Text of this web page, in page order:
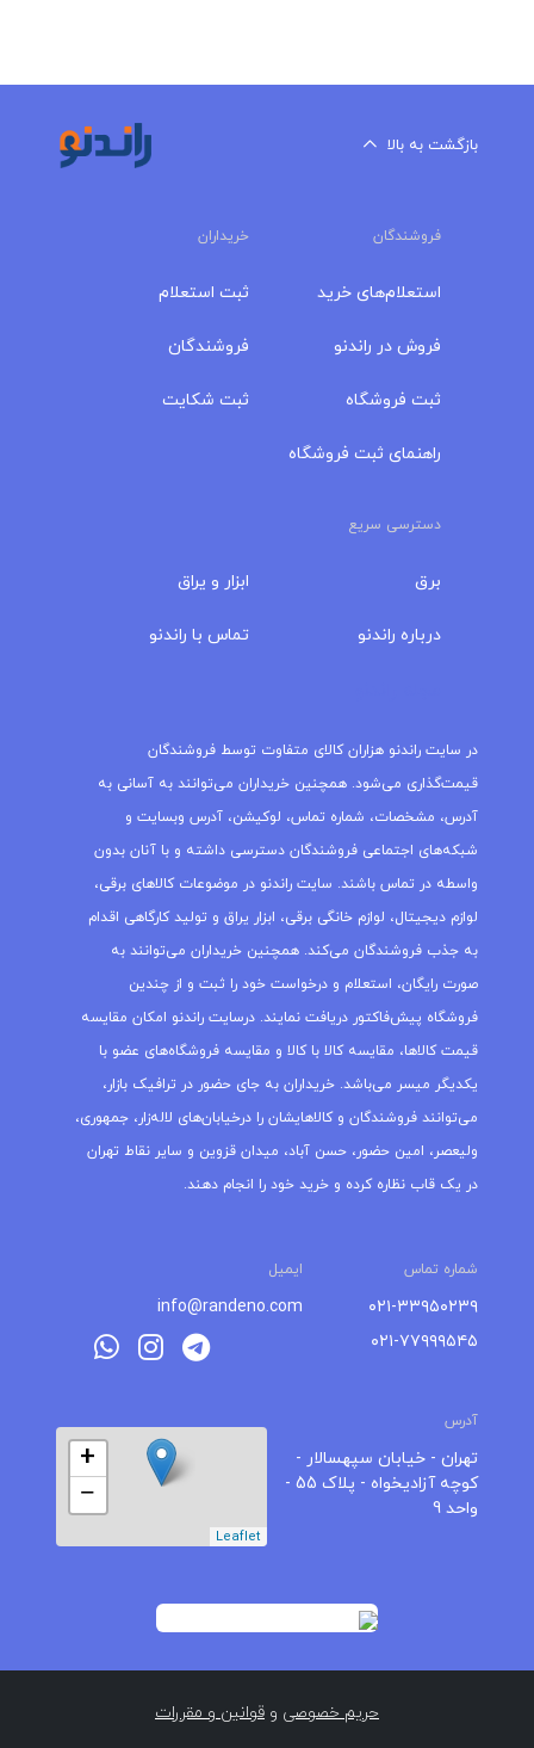
بازگشت به بالا
فروشندگان خریداران
استعلام‌های خرید
فروش در راندنو
ثبت فروشگاه
راهنمای ثبت فروشگاه
ثبت استعلام
فروشندگان
ثبت شکایت
دسترسی سریع
برق
درباره‌ راندنو
ابزار و یراق
تماس با راندنو
در سایت راندنو هزاران کالای متفاوت توسط فروشندگان
قیمت‌گذاری می‌شود. همچنین خریداران می‌توانند به آسانی به
آدرس، مشخصات، شماره تماس، لوکیشن، آدرس وبسایت و
شبکه‌های اجتماعی فروشندگان دسترسی داشته و با آنان بدون
واسطه در تماس باشند. سایت راندنو در موضوعات کالاهای برقی،
لوازم دیجیتال، لوازم خانگی برقی، ابزار یراق و تولید کارگاهی اقدام
به جذب فروشندگان می‌کند. همچنین خریداران می‌توانند به
صورت رایگان، استعلام و درخواست خود را ثبت و از چندین
فروشگاه پیش‌فاکتور دریافت نمایند. درسایت راندنو امکان مقایسه
قیمت کالاها، مقایسه کالا با کالا و مقایسه فروشگاه‌های عضو با
یکدیگر میسر می‌باشد. خریداران به جای حضور در ترافیک بازار،
می‌توانند فروشندگان و کالاهایشان را درخیابان‌های لاله‌زار، جمهوری،
ولیعصر، امین حضور، حسن آباد، میدان قزوین و سایر نقاط تهران
در یک قاب نظاره کرده و خرید خود را انجام دهند.
شماره تماس ایمیل
۰۲۱-۳۳۹۵۰۲۳۹
۰۲۱-۷۷۹۹۹۵۴۵
info@randeno.com
آدرس
تهران - خیابان سپهسالار -
کوچه آزادیخواه - پلاک 55 -
واحد 9
+
−
Leaflet
حریم خصوصی و قوانین و مقررات